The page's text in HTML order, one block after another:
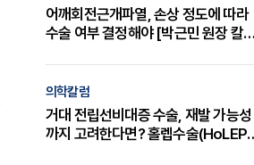
어깨회전근개파열, 손상 정도에 따라
수술 여부 결정해야 [박근민 원장 칼
의학칼럼
거대 전립선비대증 수술, 재발 가능성
까지 고려한다면? 홀렙수술(HoLEP)